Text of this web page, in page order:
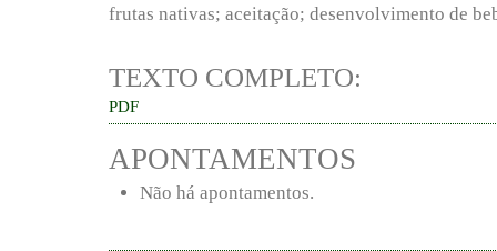
frutas nativas; aceitação; desenvolvimento de
TEXTO COMPLETO:
PDF
APONTAMENTOS
Não há apontamentos.